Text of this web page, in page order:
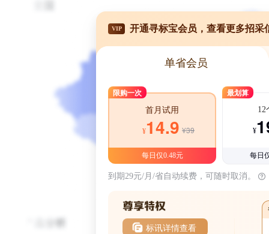
VIP 开通寻标宝会员，查看更多招采
单省会员
限购一次
首月试用
¥14.9 ¥39
每日仅0.48元
最划算
12
¥
每日
到期29元/月/省自动续费，可随时取消。
标讯详情查看